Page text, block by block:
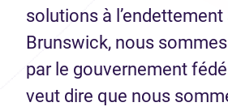
solutions à
Brunswick, nous
par le gouvernement
veut dire que nous